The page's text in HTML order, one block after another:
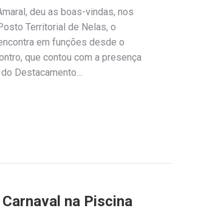
deu as boas-vindas, nos
Territorial de Nelas, o
em funções desde o
que contou com a presença
Destacamento…
na Piscina